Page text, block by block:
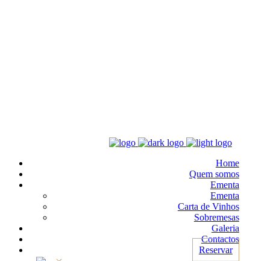
Home
Quem somos
Ementa
Ementa
Carta de Vinhos
Sobremesas
Galeria
Contactos
Reservar